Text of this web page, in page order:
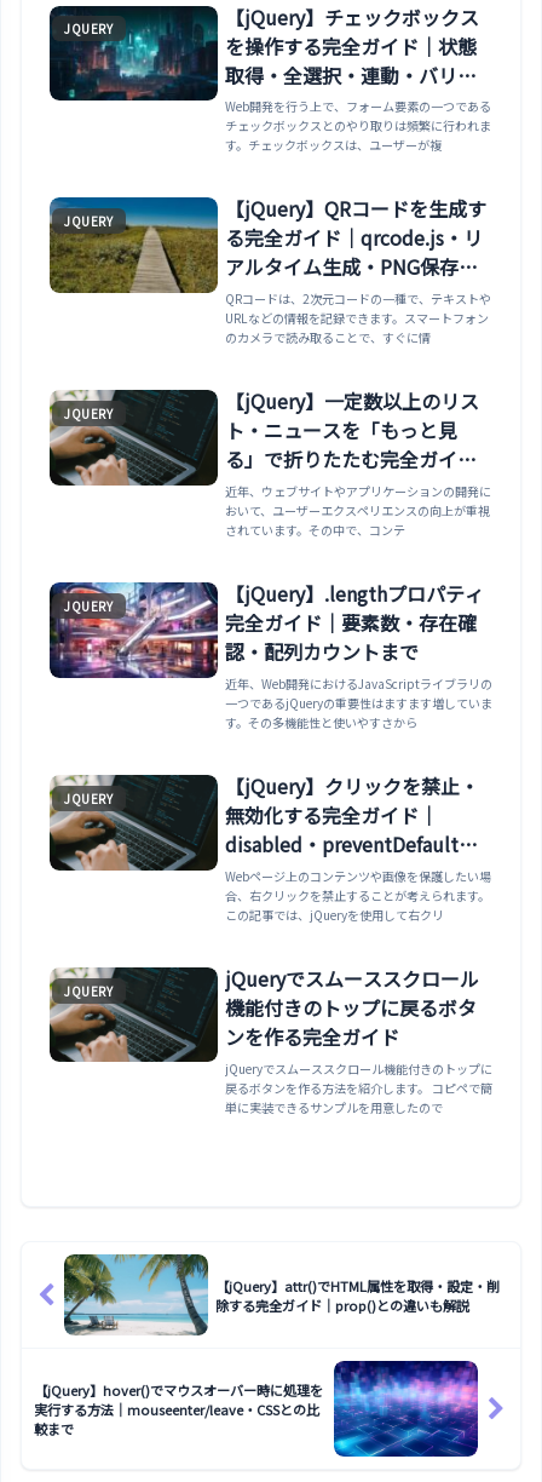
JQUERY
【jQuery】チェックボックス
を操作する完全ガイド｜状態
取得・全選択・連動・バリデ
ーションまで
Web開発を行う上で、フォーム要素の一つである
チェックボックスとのやり取りは頻繁に行われま
す。チェックボックスは、ユーザーが複
JQUERY
【jQuery】QRコードを生成す
る完全ガイド｜qrcode.js・リ
アルタイム生成・PNG保存・
カスタマイズまで
QRコードは、2次元コードの一種で、テキストや
URLなどの情報を記録できます。スマートフォン
のカメラで読み取ることで、すぐに情
JQUERY
【jQuery】一定数以上のリス
ト・ニュースを「もっと見
る」で折りたたむ完全ガイド
｜nth-child・slideToggle・段
階的表示・完全展開まで
近年、ウェブサイトやアプリケーションの開発に
おいて、ユーザーエクスペリエンスの向上が重視
されています。その中で、コンテ
JQUERY
【jQuery】.lengthプロパティ
完全ガイド｜要素数・存在確
認・配列カウントまで
近年、Web開発におけるJavaScriptライブラリの
一つであるjQueryの重要性はますます増していま
す。その多機能性と使いやすさから
JQUERY
【jQuery】クリックを禁止・
無効化する完全ガイド｜
disabled・preventDefaultま
で
Webページ上のコンテンツや画像を保護したい場
合、右クリックを禁止することが考えられます。
この記事では、jQueryを使用して右クリ
JQUERY
jQueryでスムーススクロール
機能付きのトップに戻るボタ
ンを作る完全ガイド
jQueryでスムーススクロール機能付きのトップに
戻るボタンを作る方法を紹介します。 コピペで簡
単に実装できるサンプルを用意したので
【jQuery】attr()でHTML属性を取得・設定・削
除する完全ガイド｜prop()との違いも解説
【jQuery】hover()でマウスオーバー時に処理を
実行する方法｜mouseenter/leave・CSSとの比
較まで